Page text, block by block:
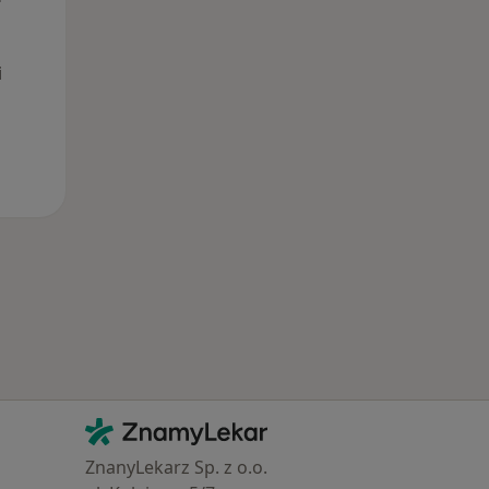
Kontakt
ZnamyLekar - Hlavní stránka
ZnanyLekarz Sp. z o.o.